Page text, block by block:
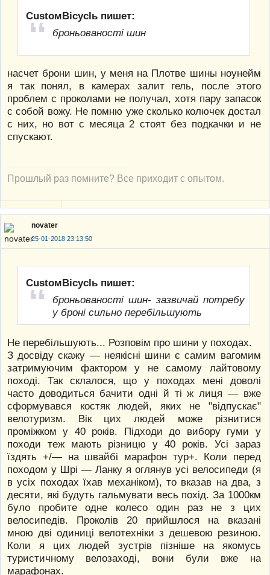
CustoмBicyclь пишет:
броньованості шин
насчет брони шин, у меня на Плотве шины ноунейм
я так понял, в камерах залит гель, после этого
проблем с проколами не получал, хотя пару запасок
с собой вожу. Не помню уже сколько колючек достал
с них, но вот с месяца 2 стоят без подкачки и не
спускают.
Прошлый раз помните? Все приходит с опытом.
novater
25-01-2018 23:13:50
CustoмBicyclь пишет:
броньованості шин- зазвичай потребу
у броні сильно перебільшують
Не перебільшують... Розповім про шини у походах.
З досвіду скажу — неякісні шини є самим вагомим
затримуючим фактором у не самому лайтовому
поході. Так склалося, що у походах мені доволі
часто доводиться бачити одні й ті ж лиця — вже
сформувався костяк людей, яких не "відпускає"
велотуризм. Вік цих людей може різнитися
проміжком у 40 років. Підходи до вибору гуми у
походи теж мають різницю у 40 років. Усі зараз
їздять +/— на швайбі марафон тур+. Коли перед
походом у Шрі — Ланку я оглянув усі велосипеди (я
в усіх походах їхав механіком), то вказав на два, з
десяти, які будуть гальмувати весь похід. За 1000км
було пробите одне колесо один раз не з цих
велосипедів. Проколів 20 прийшлося на вказані
мною дві одиниці велотехніки з дешевою резиною.
Коли я цих людей зустрів пізніше на якомусь
туристичному велозаході, вони були вже на
марафонах.